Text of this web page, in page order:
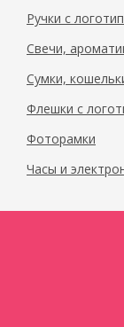
Ручки с
Свечи,
Сумки,
Флешки с
Фоторамки
Часы и